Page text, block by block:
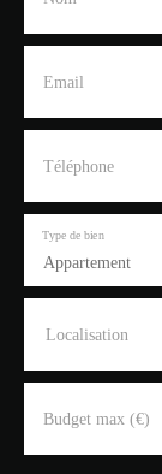
Email
Téléphone
Appartement
Type de bien
Localisation
Budget max (€)